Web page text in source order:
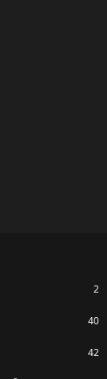
2
40
42